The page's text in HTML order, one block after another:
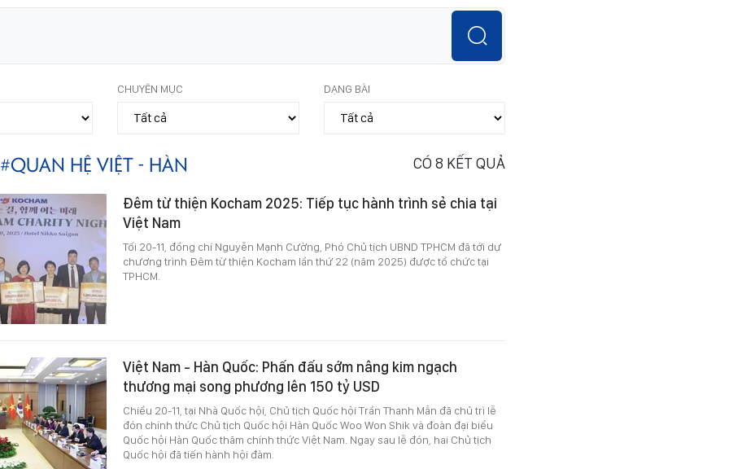
CHUYÊN MỤC DẠNG BÀI
#QUAN HỆ VIỆT - HÀN CÓ 8 KẾT QUẢ
Đêm từ thiện Kocham 2025: Tiếp tục hành trình sẻ chia tại
Việt Nam
Tối 20-11, đồng chí Nguyễn Mạnh Cường, Phó Chủ tịch UBND TPHCM đã tới dự
chương trình Đêm từ thiện Kocham lần thứ 22 (năm 2025) được tổ chức tại
TPHCM.
Việt Nam - Hàn Quốc: Phấn đấu sớm nâng kim ngạch
thương mại song phương lên 150 tỷ USD
Chiều 20-11, tại Nhà Quốc hội, Chủ tịch Quốc hội Trần Thanh Mẫn đã chủ trì lễ
đón chính thức Chủ tịch Quốc hội Hàn Quốc Woo Won Shik và đoàn đại biểu
Quốc hội Hàn Quốc thăm chính thức Việt Nam. Ngay sau lễ đón, hai Chủ tịch
Quốc hội đã tiến hành hội đàm.